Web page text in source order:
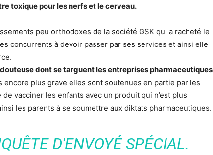
toxique pour les nerfs et le cerveau.
peu orthodoxes de la société GSK qui a racheté le
concurrents à devoir passer par ses services et ainsi elle
dont se targuent les entreprises pharmaceutiques
encore plus grave elles sont soutenues en partie par les
vacciner les enfants avec un produit qui n’est plus
les parents à se soumettre aux diktats pharmaceutiques.
D'ENVOYÉ SPÉCIAL.